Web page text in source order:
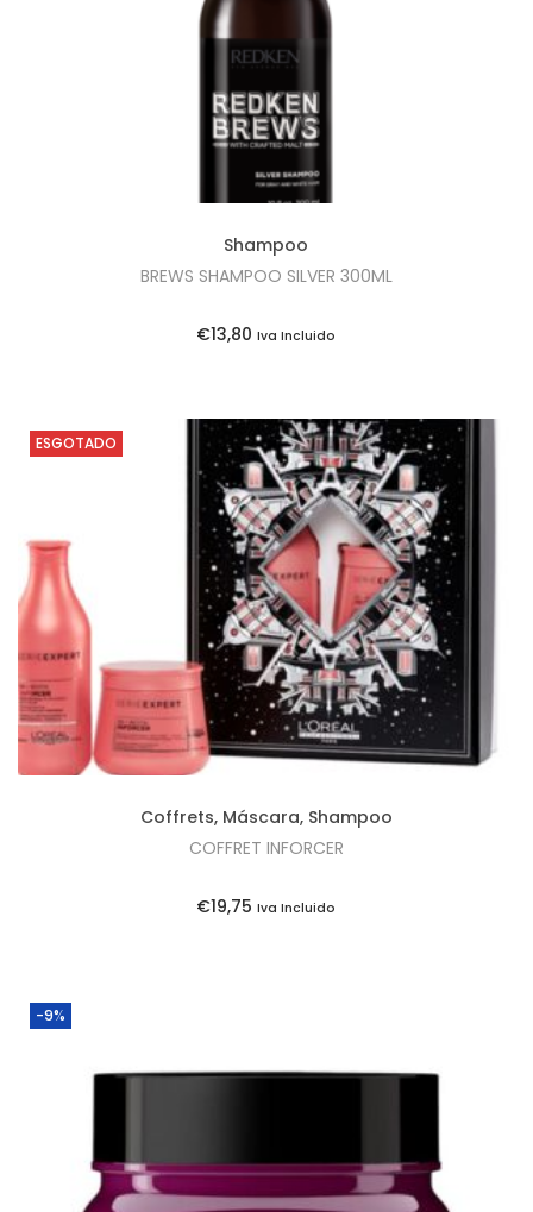
Shampoo
BREWS SHAMPOO SILVER 300ML
€13,80 Iva Incluido
ESGOTADO
Coffrets, Máscara, Shampoo
COFFRET INFORCER
€19,75 Iva Incluido
-9%